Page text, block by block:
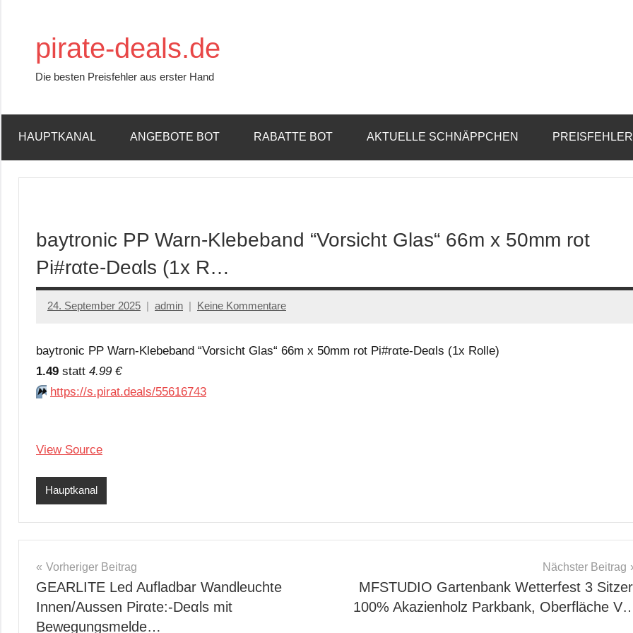
springenpirate-deals.de
Die besten Preisfehler aus erster Hand
HAUPTKANAL ANGEBOTE BOT RABATTE BOT AKTUELLE SCHNÄPPCHEN
baytronic PP Warn-Klebeband “Vorsicht Glas“ 66m x 50mm rot
Pi#rαtе-Dеαls (1x R…
24. September 2025 admin Keine Kommentare
baytronic PP Warn-Klebeband “Vorsicht Glas“ 66m x 50mm rot Pi#rαtе-Dеαls (1x Rolle)
1.49 statt 4.99 €
⏩️ https://s.pirat.deals/55616743
View Source
Hauptkanal
Beitragsnavigation
Vorheriger Beitrag
GEARLITE Led Aufladbar Wandleuchte
Innen/Aussen Pirαtе:-Dеαls mit
Bewegungsmelde…
Nächster Beitrag
MFSTUDIO Gartenbank Wetterfest 3
100% Akazienholz Parkbank, Oberfläche